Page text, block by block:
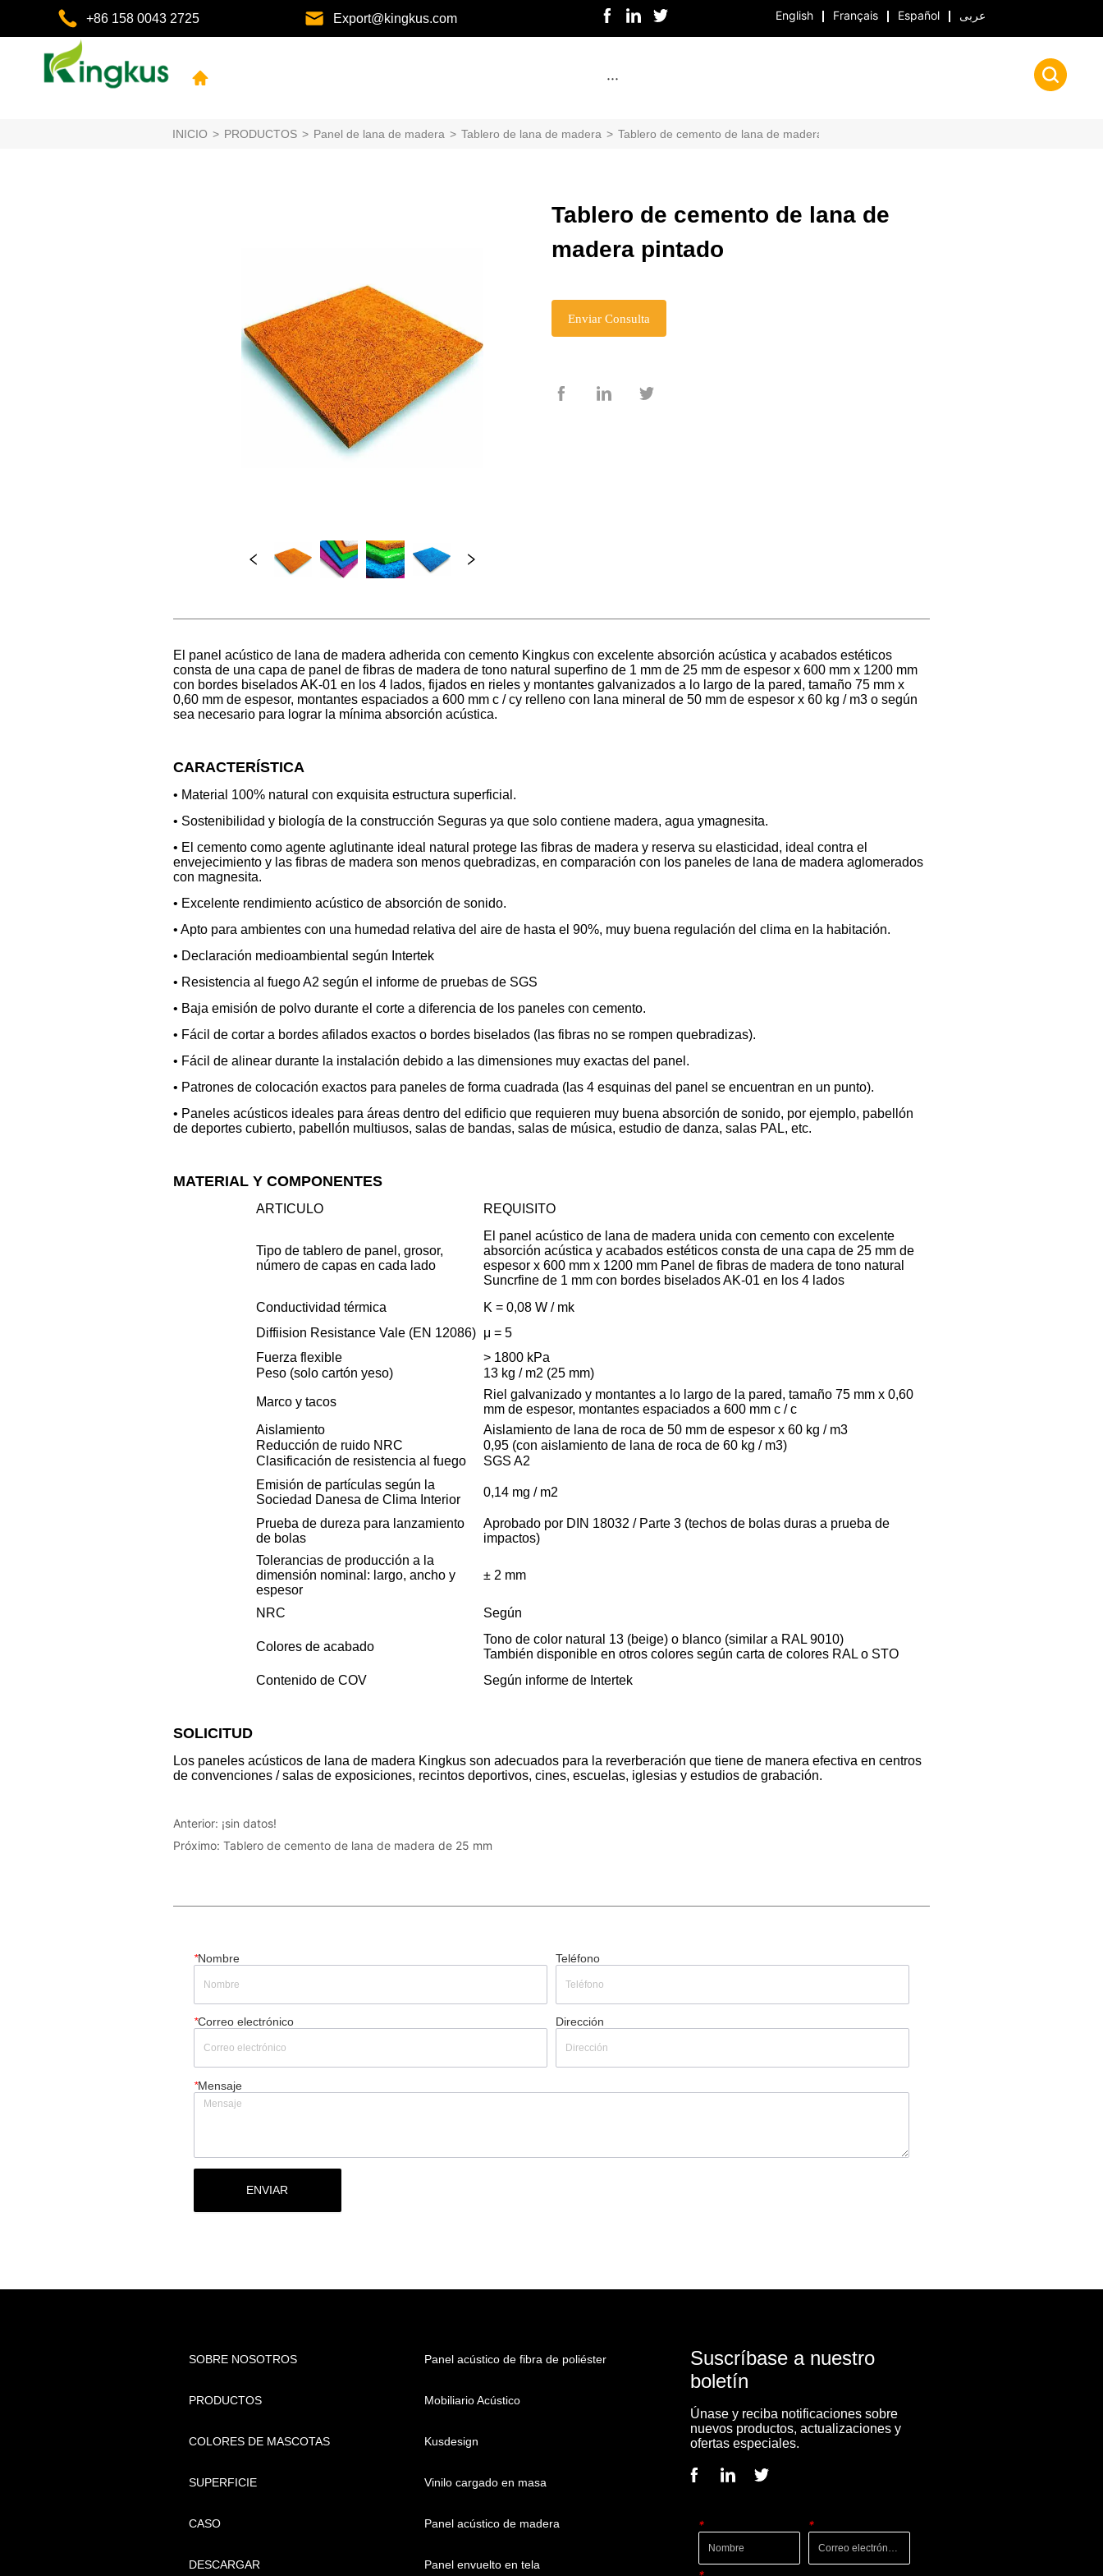
+86 158 0043 2725 Export@kingkus.com English Français Español عربى
···
INICIO > PRODUCTOS > Panel de lana de madera > Tablero de lana de madera > Tablero de cemento de lana de madera pintado
Tablero de cemento de lana de
madera pintado
Enviar Consulta
Anterior: ¡sin datos!
Próximo: Tablero de cemento de lana de madera de 25 mm
*Nombre Teléfono
*Correo electrónico Dirección
*Mensaje
ENVIAR
SOBRE NOSOTROS
PRODUCTOS
COLORES DE MASCOTAS
SUPERFICIE
CASO
DESCARGAR
Panel acústico de fibra de poliéster
Mobiliario Acústico
Kusdesign
Vinilo cargado en masa
Panel acústico de madera
Panel envuelto en tela
Suscríbase a nuestro
boletín
Únase y reciba notificaciones sobre
nuevos productos, actualizaciones y
ofertas especiales.
* *